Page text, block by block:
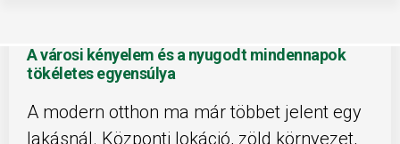
A városi kényelem és a nyugodt mindennapok
tökéletes egyensúlya
A modern otthon ma már többet jelent egy
lakásnál. Központi lokáció, zöld környezet,